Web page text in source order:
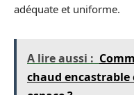
adéquate et uniforme.
A lire aussi :
chaud